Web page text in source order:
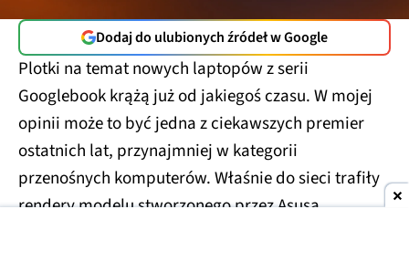
Dodaj do ulubionych źródeł w Google
Plotki na temat nowych laptopów z serii
Googlebook krążą już od jakiegoś czasu. W mojej
opinii może to być jedna z ciekawszych premier
ostatnich lat, przynajmniej w kategorii
przenośnych komputerów. Właśnie do sieci trafiły
rendery modelu stworzonego przez Asusa.